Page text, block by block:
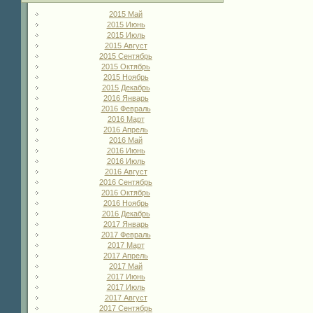
2015 Май
2015 Июнь
2015 Июль
2015 Август
2015 Сентябрь
2015 Октябрь
2015 Ноябрь
2015 Декабрь
2016 Январь
2016 Февраль
2016 Март
2016 Апрель
2016 Май
2016 Июнь
2016 Июль
2016 Август
2016 Сентябрь
2016 Октябрь
2016 Ноябрь
2016 Декабрь
2017 Январь
2017 Февраль
2017 Март
2017 Апрель
2017 Май
2017 Июнь
2017 Июль
2017 Август
2017 Сентябрь